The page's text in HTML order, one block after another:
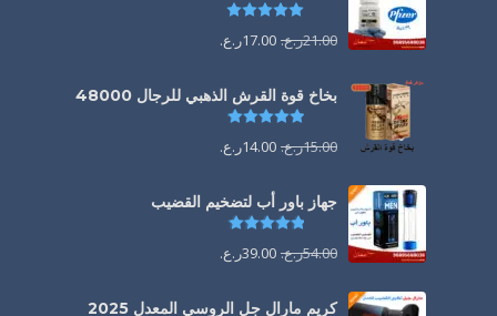
21.00ر.ع. 17.00ر.ع.
بخاخ قوة القرش الذهبي للرجال 48000
تم التقييم
15.00ر.ع. 14.00ر.ع.
جهاز باور أب لتضخيم القضيب
تم التقييم
54.00ر.ع. 39.00ر.ع.
كريم مارال جل الروسي المعدل 2025